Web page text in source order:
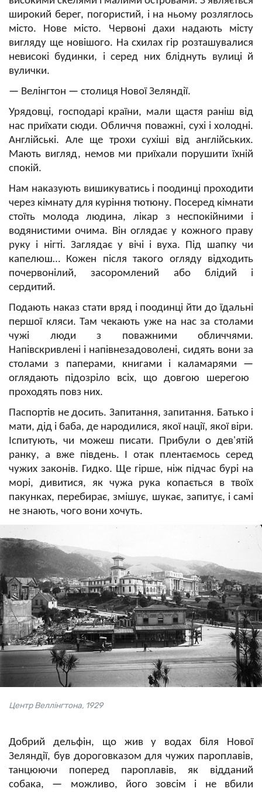
широкий берег, погористий, і на ньому розляглось
місто. Нове місто. Червоні дахи надають місту
вигляду ще новішого. На схилах гір розташувалися
невисокі будинки, і серед них бліднуть вулиці й
вулички.
— Велінгтон — столиця Нової Зеляндії.
Урядовці, господарі країни, мали щастя раніш від
нас приїхати сюди. Обличчя поважні, сухі і холодні.
Англійські. Але ще трохи сухіші від англійських.
Мають вигляд, немов ми приїхали порушити їхній
спокій.
Нам наказують вишикуватись і поодинці проходити
через кімнату для куріння тютюну. Посеред кімнати
стоїть молода людина, лікар з неспокійними і
водянистими очима. Він оглядає у кожного праву
руку і нігті. Заглядає у вічі і вуха. Під шапку чи
капелюш… Кожен після такого огляду відходить
почервонілий, засоромлений або блідий і
сердитий.
Подають наказ стати вряд і поодинці йти до їдальні
першої кляси. Там чекають уже на нас за столами
чужі люди з поважними обличчями.
Напівскривлені і напівнезадоволені, сидять вони за
столами з паперами, книгами і каламарями —
оглядають підозріло всіх, що довгою шерегою
проходять повз них.
Паспортів не досить. Запитання, запитання. Батько і
мати, дід і баба, де народилися, якої нації, якої віри.
Іспитують, чи можеш писати. Прибули о дев'ятій
ранку, а вже південь. І отак плентаємось серед
чужих законів. Гидко. Ще гірше, ніж підчас бурі на
морі, дивитися, як чужа рука копається в твоїх
пакунках, перебирає, змішує, шукає, запитує, і самі
не знають, чого вони хочуть.
Центр Веллінгтона, 1929
Добрий дельфін, що жив у водах біля Нової
Зеляндії, був дороговказом для чужих пароплавів,
танцюючи поперед пароплавів, як відданий
собака, — можливо, його зовсім і не вбили